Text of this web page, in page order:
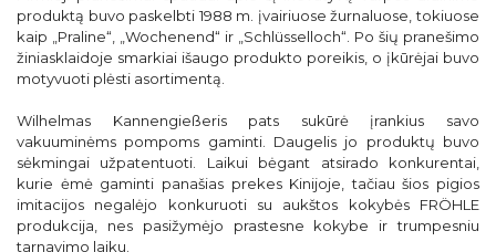
produktą buvo paskelbti 1988 m. įvairiuose žurnaluose, tokiuose
kaip „Praline“, „Wochenend“ ir „Schlüsselloch“. Po šių pranešimo
žiniasklaidoje smarkiai išaugo produkto poreikis, o įkūrėjai buvo
motyvuoti plėsti asortimentą.
Wilhelmas Kannengießeris pats sukūrė įrankius savo
vakuuminėms pompoms gaminti. Daugelis jo produktų buvo
sėkmingai užpatentuoti. Laikui bėgant atsirado konkurentai,
kurie ėmė gaminti panašias prekes Kinijoje, tačiau šios pigios
imitacijos negalėjo konkuruoti su aukštos kokybės FRÖHLE
produkcija, nes pasižymėjo prastesne kokybe ir trumpesniu
tarnavimo laiku.